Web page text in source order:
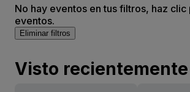
No hay eventos en tus filtros, haz clic
eventos.
Eliminar filtros
Visto recientemente